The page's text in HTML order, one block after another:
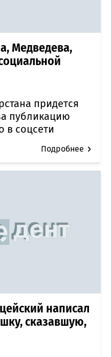
Медведева,
придется
публикацию
в соцсети
Подробнее
написал
сказавшую,